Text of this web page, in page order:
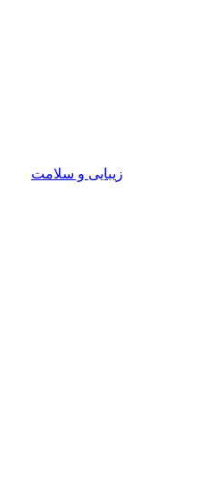
زیبایی و سلامت